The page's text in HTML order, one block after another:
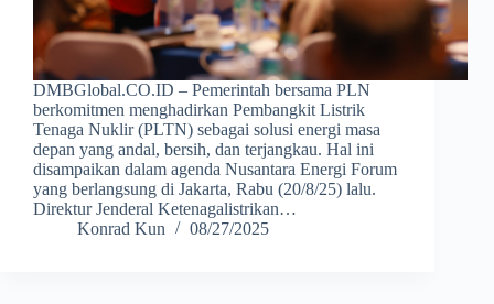
DMBGlobal.CO.ID – Pemerintah bersama PLN
berkomitmen menghadirkan Pembangkit Listrik
Tenaga Nuklir (PLTN) sebagai solusi energi masa
depan yang andal, bersih, dan terjangkau. Hal ini
disampaikan dalam agenda Nusantara Energi Forum
yang berlangsung di Jakarta, Rabu (20/8/25) lalu.
Direktur Jenderal Ketenagalistrikan…
Konrad Kun
08/27/2025